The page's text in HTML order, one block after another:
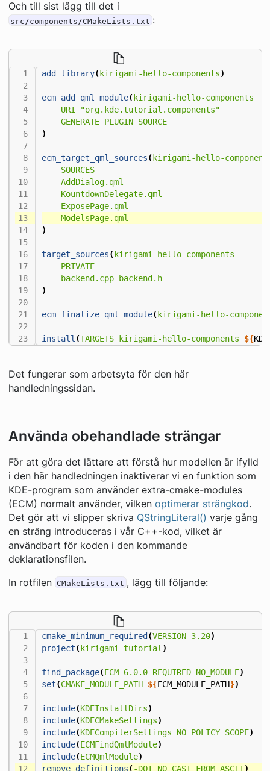
Och till sist lägg till det i
src/components/CMakeLists.txt :
add_library( kirigami-hello-components)
ecm_add_qml_module( kirigami-hello-components
URI
"org.kde.tutorial.components"
GENERATE_PLUGIN_SOURCE
)
ecm_target_qml_sources( kirigami-hello-
SOURCES
AddDialog.qml
KountdownDelegate.qml
ExposePage.qml
ModelsPage.qml
)
target_sources( kirigami-hello-components
PRIVATE
backend.cpp
backend.h
)
ecm_finalize_qml_module( kirigami-hello-
install (TARGETS kirigami-hello-components ${
Det fungerar som arbetsyta för den här
handledningssidan.
Använda obehandlade strängar
För att göra det lättare att förstå hur modellen är ifylld
i den här handledningen inaktiverar vi en funktion som
KDE-program som använder extra-cmake-modules
(ECM) normalt använder, vilken optimerar strängkod.
Det gör att vi slipper skriva QStringLiteral() varje gång
en sträng introduceras i vår C++-kod, vilket är
användbart för koden i den kommande
deklarationsfilen.
In rotfilen CMakeLists.txt , lägg till följande:
cmake_minimum_required (VERSION 3.20)
project( kirigami-tutorial )
find_package(ECM 6.0.0 REQUIRED NO_MODULE)
set(CMAKE_MODULE_PATH ${ECM_MODULE_PATH})
include(KDEInstallDirs)
include(KDECMakeSettings)
include(KDECompilerSettings NO_POLICY_SCOPE)
include(ECMFindQmlModule)
include(ECMQmlModule)
remove_definitions(-DQT_NO_CAST_FROM_ASCII)